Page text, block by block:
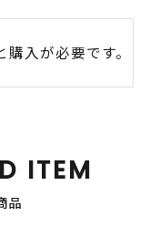
購入が必要です。
ITEM
品